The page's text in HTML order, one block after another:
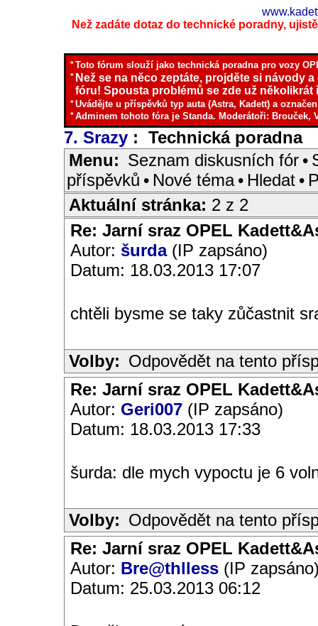
Než zadáte dotaz do technické poradny,
*Toto fórum slouží jako technická poradna pro vozy
* Než se na něco zeptáte, projděte si návody
fóru! Spousta problémů se zde už několikrát
*Uvádějte u příspěvků typ auta (Astra, Kadett) a
*Adminem tohoto fóra je Standa. Moderátoři: Brouček,
7. Srazy : Technická poradna
Menu: Seznam diskusních fór •
příspěvků • Nové téma • Hledat •
Aktuální stránka: 2 z 2
Re: Jarní sraz OPEL
Autor: šurda(IP zapsáno)
Datum: 18.03.2013 17:07
chtěli bysme se taky zůčastnit
Volby: Odpovědět na tento
Re: Jarní sraz OPEL
Autor: Geri007 (IP zapsáno)
Datum: 18.03.2013 17:33
šurda: dle mych vypoctu je 6
Volby: Odpovědět na tento
Re: Jarní sraz OPEL
Autor: Bre@thlless (IP
Datum: 25.03.2013 06:12